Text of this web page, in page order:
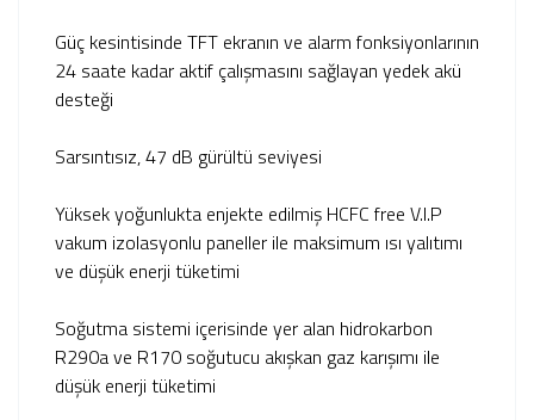
Güç kesintisinde TFT ekranın ve alarm fonksiyonlarının
24 saate kadar aktif çalışmasını sağlayan yedek akü
desteği
Sarsıntısız, 47 dB gürültü seviyesi
Yüksek yoğunlukta enjekte edilmiş HCFC free V.I.P
vakum izolasyonlu paneller ile maksimum ısı yalıtımı
ve düşük enerji tüketimi
Soğutma sistemi içerisinde yer alan hidrokarbon
R290a ve R170 soğutucu akışkan gaz karışımı ile
düşük enerji tüketimi